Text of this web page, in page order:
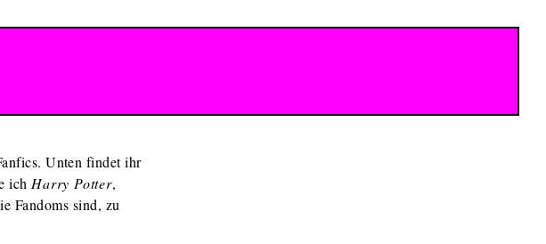
Unten findet ihr
ich Harry Potter,
Fandoms sind, zu